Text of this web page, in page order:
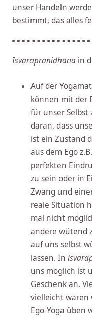
unser Handeln
bestimmt, das alles
Isvarapranidhāna in
Auf der
können mit der
für unser Selbst
daran, dass
ist ein Zustand
aus dem Ego
perfekten
zu sein oder in
Zwang und
reale Situation
mal nicht
andere wütend
auf uns selbst
lassen. In
uns möglich ist
Geschenk an.
vielleicht
Ego-Yoga üben